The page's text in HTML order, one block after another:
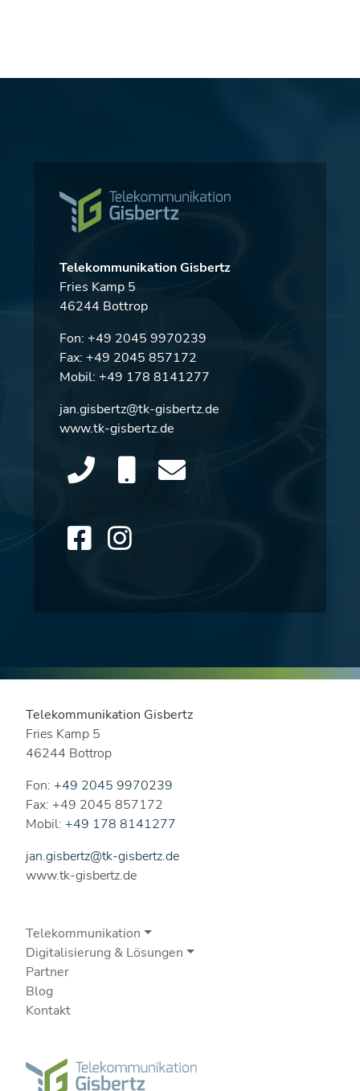
Telekommunikation Gisbertz
Fries Kamp 5
46244 Bottrop
Fon: +49 2045 9970239
Fax: +49 2045 857172
Mobil: +49 178 8141277
jan.gisbertz@tk-gisbertz.de
www.tk-gisbertz.de
Telekommunikation Gisbertz
Fries Kamp 5
46244 Bottrop
Fon: +49 2045 9970239
Fax: +49 2045 857172
Mobil: +49 178 8141277
jan.gisbertz@tk-gisbertz.de
www.tk-gisbertz.de
Telekommunikation
Digitalisierung & Lösungen
Partner
Blog
Kontakt